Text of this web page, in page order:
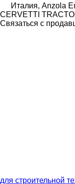
Италия, Anzola
CERVETTI
Связаться с
для строительной